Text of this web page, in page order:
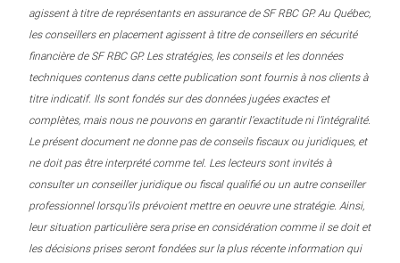
agissent à titre de représentants en assurance de SF RBC GP. Au Québec,
les conseillers en placement agissent à titre de conseillers en sécurité
financière de SF RBC GP. Les stratégies, les conseils et les données
techniques contenus dans cette publication sont fournis à nos clients à
titre indicatif. Ils sont fondés sur des données jugées exactes et
complètes, mais nous ne pouvons en garantir l’exactitude ni l’intégralité.
Le présent document ne donne pas de conseils fiscaux ou juridiques, et
ne doit pas être interprété comme tel. Les lecteurs sont invités à
consulter un conseiller juridique ou fiscal qualifié ou un autre conseiller
professionnel lorsqu’ils prévoient mettre en oeuvre une stratégie. Ainsi,
leur situation particulière sera prise en considération comme il se doit et
les décisions prises seront fondées sur la plus récente information qui